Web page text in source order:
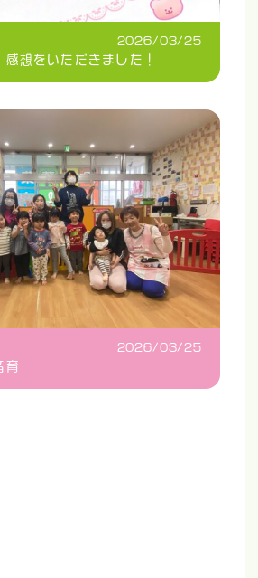
2026/03/25
想をいただきました！
2026/03/25
育